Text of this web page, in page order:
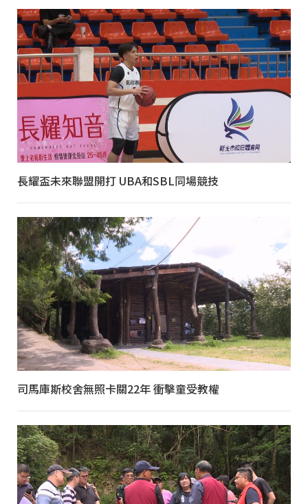
長耀盃未來聯盟開打 UBA和SBL同場競技
司馬庫斯校舍無照卡關22年 衝擊童受教權